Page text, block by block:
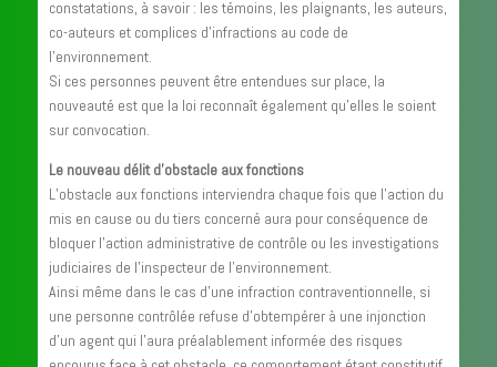
constatations, à savoir : les témoins, les plaignants, les auteurs,
co-auteurs et complices d’infractions au code de
l’environnement.
Si ces personnes peuvent être entendues sur place, la
nouveauté est que la loi reconnaît également qu’elles le soient
sur convocation.
Le nouveau délit d’obstacle aux fonctions
L’obstacle aux fonctions interviendra chaque fois que l’action du
mis en cause ou du tiers concerné aura pour conséquence de
bloquer l’action administrative de contrôle ou les investigations
judiciaires de l’inspecteur de l’environnement.
Ainsi même dans le cas d’une infraction contraventionnelle, si
une personne contrôlée refuse d’obtempérer à une injonction
d’un agent qui l’aura préalablement informée des risques